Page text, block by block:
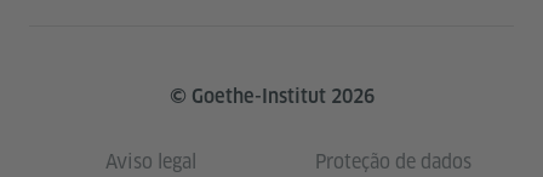
© Goethe-Institut 2026
Aviso legal Proteção de dados